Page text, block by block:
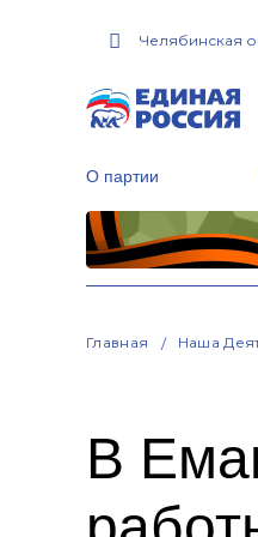
Челябинская
О партии
Главная Наша
В